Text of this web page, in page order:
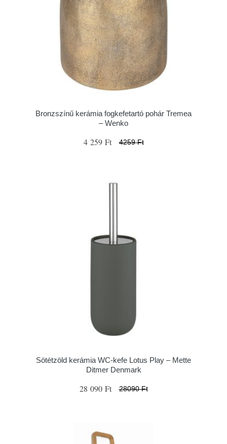
Bronzszínű kerámia fogkefetartó pohár Tremea
– Wenko
4 259 Ft 4259 Ft
Sötétzöld kerámia WC-kefe Lotus Play – Mette
Ditmer Denmark
28 090 Ft 28090 Ft